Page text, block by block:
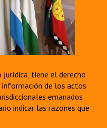
jurídica, tiene el derecho
de los actos
emanados
indicar las razones que